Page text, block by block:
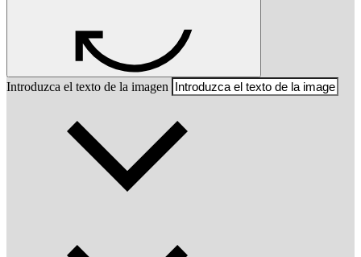
Introduzca el texto de la imagen